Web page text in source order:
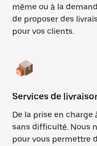
même ou à la
de proposer des
pour vos clients.
Services de
De la prise en charge
sans difficulté. Nous
pour vous permettre